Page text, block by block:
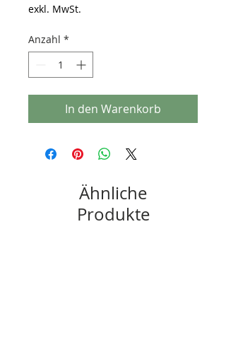
exkl. MwSt.
Anzahl *
In den Warenkorb
Ähnliche
Produkte